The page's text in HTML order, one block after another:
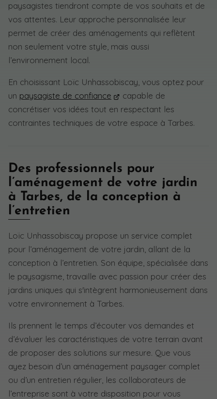
paysagistes tiendront compte de vos souhaits et de
vos attentes. Leur approche personnalisée leur
permet de créer des aménagements qui reflètent
non seulement votre style, mais aussi
l’environnement local.
En choisissant Loïc Unhassobiscay, vous optez pour
un paysagiste de confiance
capable de
concrétiser vos idées tout en respectant les
contraintes techniques de votre espace à Tarbes.
Des professionnels pour
l’aménagement de votre jardin
à Tarbes, de la conception à
l’entretien
Loïc Unhassobiscay propose un service complet
pour l’aménagement de votre jardin, allant de la
conception à l’entretien. Son équipe, spécialisée dans
le paysagisme, travaille avec passion pour créer des
jardins uniques qui s'intègrent harmonieusement dans
votre environnement à Tarbes.
Ils prennent le temps d’écouter vos demandes et
d’évaluer les caractéristiques de votre terrain avant
de proposer des solutions sur mesure. Que vous
ayez besoin d’un aménagement paysager complet
ou d’un entretien régulier, les collaborateurs de
l’entreprise sont à votre disposition pour vous